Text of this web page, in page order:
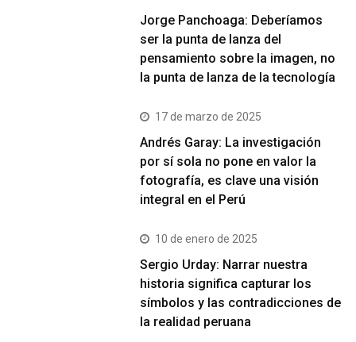
Jorge Panchoaga: Deberíamos
ser la punta de lanza del
pensamiento sobre la imagen, no
la punta de lanza de la tecnología
17 de marzo de 2025
Andrés Garay: La investigación
por sí sola no pone en valor la
fotografía, es clave una visión
integral en el Perú
10 de enero de 2025
Sergio Urday: Narrar nuestra
historia significa capturar los
símbolos y las contradicciones de
la realidad peruana